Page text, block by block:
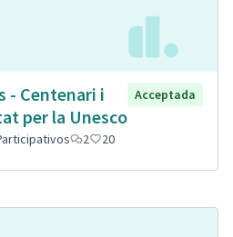
- Centenari i
per la Unesco
Acceptada
2 20